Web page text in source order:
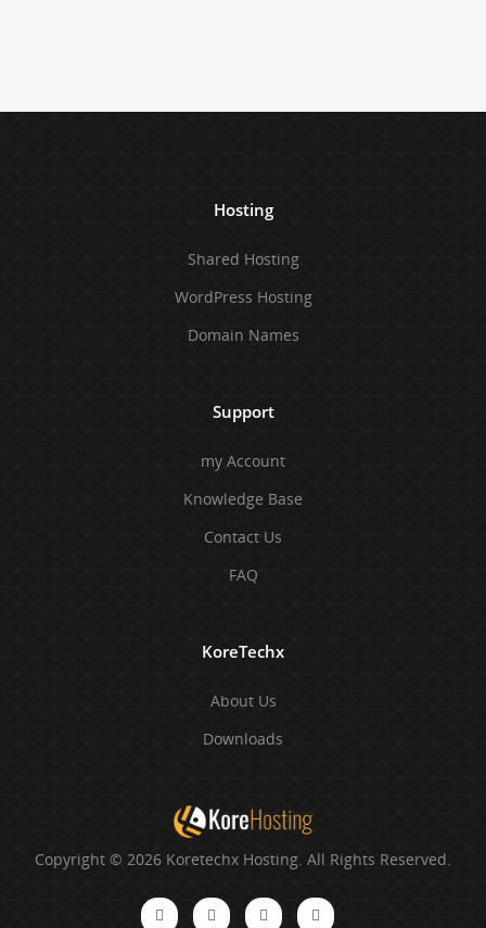
Hosting
Shared Hosting
WordPress Hosting
Domain Names
Support
my Account
Knowledge Base
Contact Us
FAQ
KoreTechx
About Us
Downloads
Copyright © 2026 Koretechx Hosting. All Rights Reserved.